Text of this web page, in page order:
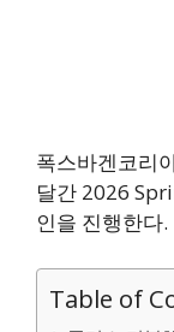
폭스바겐코리
달간 2026
인을 진행한다.
Table of